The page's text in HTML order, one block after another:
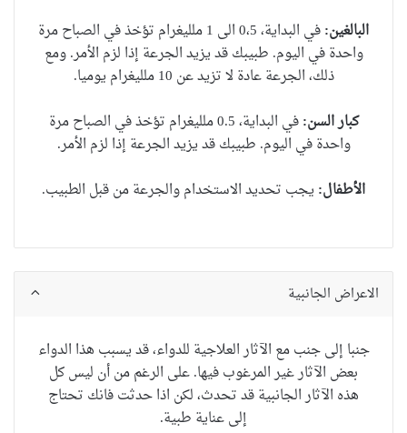
البالغين:
في البداية، 0،5 الى 1 ملليغرام تؤخذ في الصباح مرة
واحدة في اليوم. طبيبك قد يزيد الجرعة إذا لزم الأمر. ومع
ذلك، الجرعة عادة لا تزيد عن 10 ملليغرام يوميا.
كبار السن:
في البداية، 0.5 ملليغرام تؤخذ في الصباح مرة
واحدة في اليوم. طبيبك قد يزيد الجرعة إذا لزم الأمر.
الأطفال: يجب تحديد الاستخدام والجرعة من قبل الطبيب.
الاعراض الجانبية
جنبا إلى جنب مع الآثار العلاجية للدواء، قد يسبب هذا الدواء
بعض الآثار غير المرغوب فيها. على الرغم من أن ليس كل
هذه الآثار الجانبية قد تحدث، لكن اذا حدثت فانك تحتاج
إلى عناية طبية.